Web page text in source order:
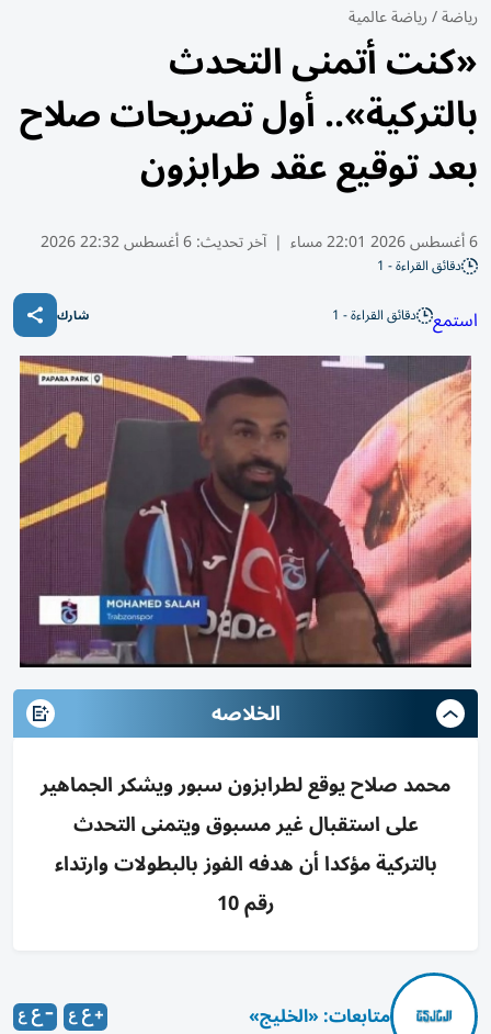
رياضة/رياضة عالمية
«كنت أتمنى التحدث
بالتركية».. أول تصريحات صلاح
بعد توقيع عقد طرابزون
6 أغسطس 2026 22:01 مساء | آخر تحديث:6 أغسطس 22:32 2026
دقائق القراءة - 1
استمع دقائق القراءة - 1 شارك
الخلاصه
محمد صلاح يوقع لطرابزون سبور ويشكر الجماهير
على استقبال غير مسبوق ويتمنى التحدث
بالتركية مؤكدا أن هدفه الفوز بالبطولات وارتداء
رقم 10
متابعات: «الخليج»